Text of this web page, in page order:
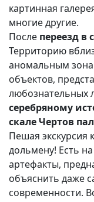
картинная
многие другие.
После переезд в
Территорию
аномальным
объектов,
любознательных
серебряному
скале Чертов
Пешая
дольмену! Есть
артефакты,
объяснить даже
современности.